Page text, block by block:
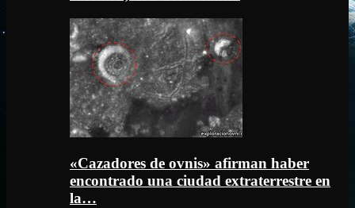
«Cazadores de ovnis» afirman haber
encontrado una ciudad extraterrestre en
la…